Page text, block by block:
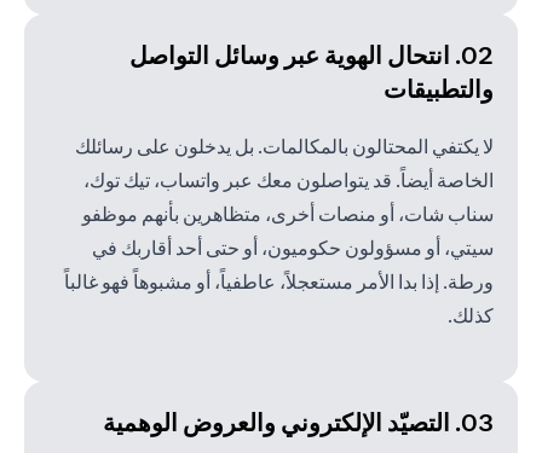
02. انتحال الهوية عبر وسائل
التواصل
والتطبيقات
لا يكتفي المحتالون بالمكالمات. بل يدخلون على رسائلك
الخاصة أيضاً. قد يتواصلون معك عبر واتساب، تيك توك،
سناب شات، أو منصات أخرى، متظاهرين بأنهم موظفو
سيتي، أو مسؤولون حكوميون، أو حتى أحد أقاربك في
ورطة. إذا بدا الأمر مستعجلاً، عاطفياً، أو مشبوهاً فهو غالباً
كذلك.
03. التصيّد الإلكتروني والعروض الوهمية